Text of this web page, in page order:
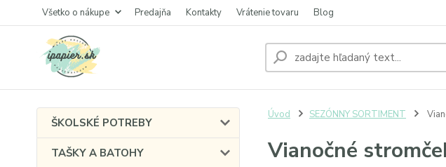
Všetko o nákupe Predajňa Kontakty Vrátenie tovaru Blog
ŠKOLSKÉ POTREBY
TAŠKY A BATOHY
Úvod SEZÓNNY SORTIMENT
Vianočné